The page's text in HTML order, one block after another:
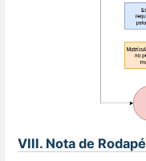
VIII. Nota de Rodapé